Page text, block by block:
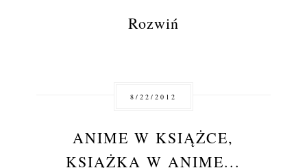
Rozwiń
8/22/2012
ANIME W KSIĄŻCE,
KSIĄŻKA W ANIME...